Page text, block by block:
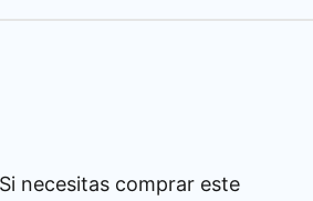
necesitas comprar este